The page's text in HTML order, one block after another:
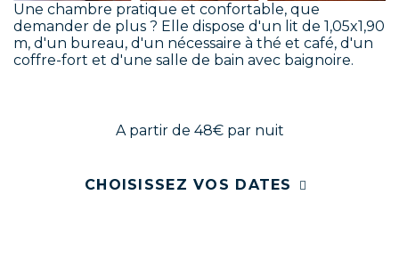
Une chambre pratique et confortable, que
demander de plus ? Elle dispose d'un lit de 1,05x1,90
m, d'un bureau, d'un nécessaire à thé et café, d'un
coffre-fort et d'une salle de bain avec baignoire.
A partir de 48€par nuit
CHOISISSEZ VOS DATES